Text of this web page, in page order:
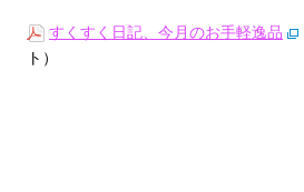
すくすく日記、今月のお手軽逸品
ト）